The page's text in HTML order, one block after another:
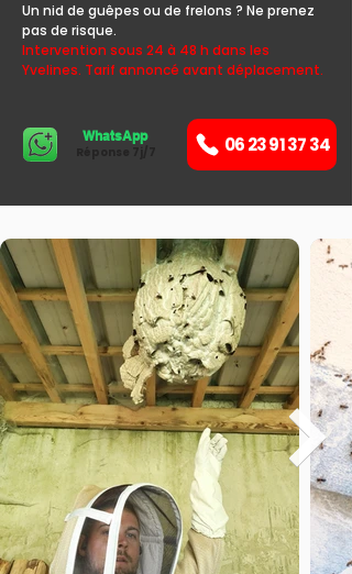
Un nid de guêpes ou de frelons ? Ne prenez
pas de risque.
Intervention sous 24 à 48 h dans les
Yvelines. Tarif annoncé avant déplacement.
WhatsApp
06 23 91 37 34